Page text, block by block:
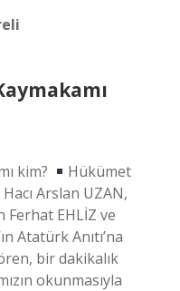
kim?
Hükümet
Arslan UZAN,
Ferhat EHLİZ ve
Atatürk Anıtı’na
bir dakikalık
okunmasıyla